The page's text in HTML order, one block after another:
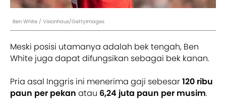
Ben White / Visionhaus/GettyImages
Meski posisi utamanya adalah bek tengah, Ben
White juga dapat difungsikan sebagai bek kanan.
Pria asal Inggris ini menerima gaji sebesar120 ribu
paun per pekan atau 6,24 juta paun per musim.